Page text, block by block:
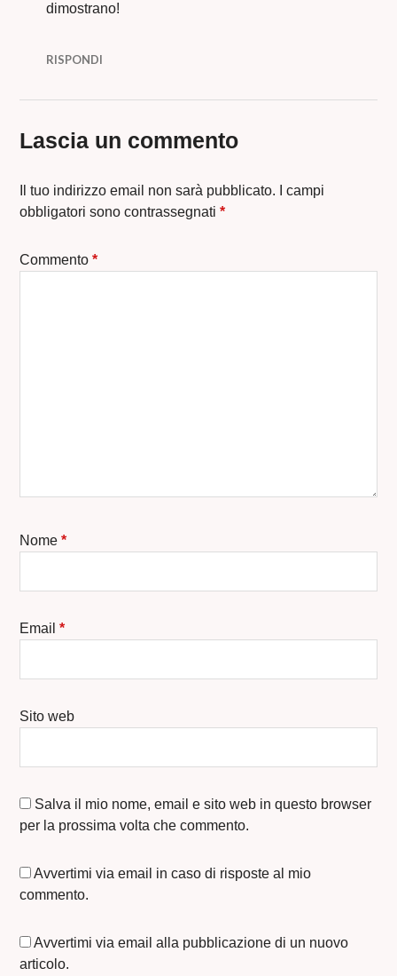
dimostrano!
RISPONDI
Lascia un commento
Il tuo indirizzo email non sarà pubblicato.
I campi
obbligatori sono contrassegnati*
Commento*
Nome*
Email*
Sito web
Salva il mio nome, email e sito web in questo browser
per la prossima volta che commento.
Avvertimi via email in caso di risposte al mio
commento.
Avvertimi via email alla pubblicazione di un nuovo
articolo.